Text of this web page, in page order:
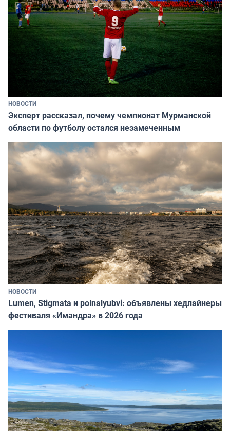
НОВОСТИ
Эксперт рассказал, почему чемпионат Мурманской
области по футболу остался незамеченным
НОВОСТИ
Lumen, Stigmata и polnalyubvi: объявлены хедлайнеры
фестиваля «Имандра» в 2026 года